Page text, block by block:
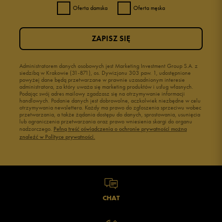
Oferta damska Oferta męska
Administratorem danych osobowych jest Marketing Investment Group S.A. z
siedzibą w Krakowie (31-871), os. Dywizjonu 303 paw. 1, udostępnione
powyżej dane będą przetwarzane w prawnie uzasadnionym interesie
administratora, za który uważa się marketing produktów i usług własnych.
Podając swój adres mailowy zgadzasz się na otrzymywanie informacji
handlowych. Podanie danych jest dobrowolne, aczkolwiek niezbędne w celu
otrzymywania newslettera. Każdy ma prawo do zgłoszenia sprzeciwu wobec
przetwarzania, a także żądania dostępu do danych, sprostowania, usunięcia
lub ograniczenia przetwarzania oraz prawo wniesienia skargi do organu
nadzorczego. Pełną treść oświadczenia o ochronie prywatności można
znaleźć w Polityce prywatności.
ZAPISZ SIĘ
CHAT